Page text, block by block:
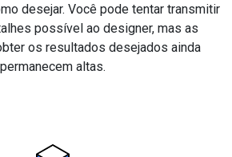
desejar. Você pode tentar transmitir
possível ao designer, mas as
os resultados desejados ainda
permanecem altas.